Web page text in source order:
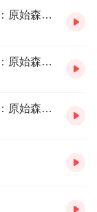
意象体现与物化体验（六）意象体现个案：原始森林的探索
意象体现与物化体验（五）意象体现个案：原始森林的探索
意象体现与物化体验（四）意象体现个案：原始森林的探索